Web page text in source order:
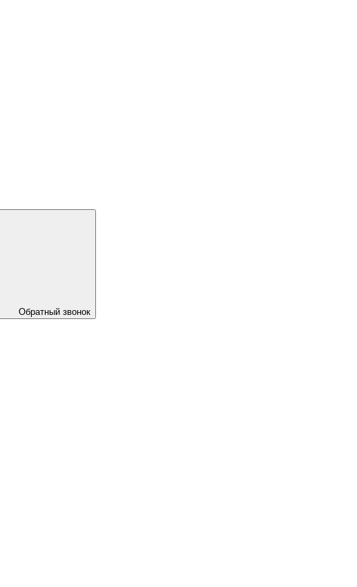
Обратный звонок